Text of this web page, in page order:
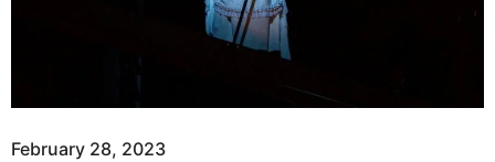
February 28, 2023